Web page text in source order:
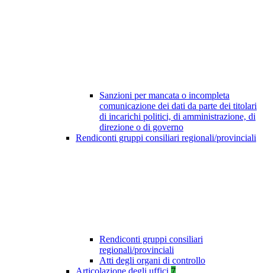
Sanzioni per mancata o incompleta
comunicazione dei dati da parte dei titolari
di incarichi politici, di amministrazione, di
direzione o di governo
Rendiconti gruppi consiliari regionali/provinciali
Rendiconti gruppi consiliari
regionali/provinciali
Atti degli organi di controllo